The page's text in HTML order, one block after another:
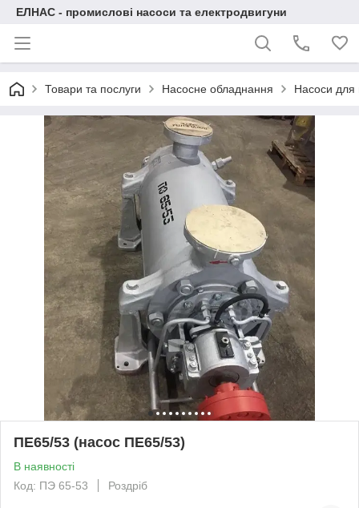
ЕЛНАС - промислові насоси та електродвигуни
Товари та послуги Насосне обладнання Насоси для
ПЕ65/53 (насос ПЕ65/53)
В наявності
Код: ПЭ 65-53
Роздріб